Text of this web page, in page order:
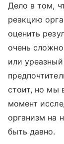
Дело в том,
реакцию
оценить
очень
или
стоит, но мы
момент
организм на
быть давно.